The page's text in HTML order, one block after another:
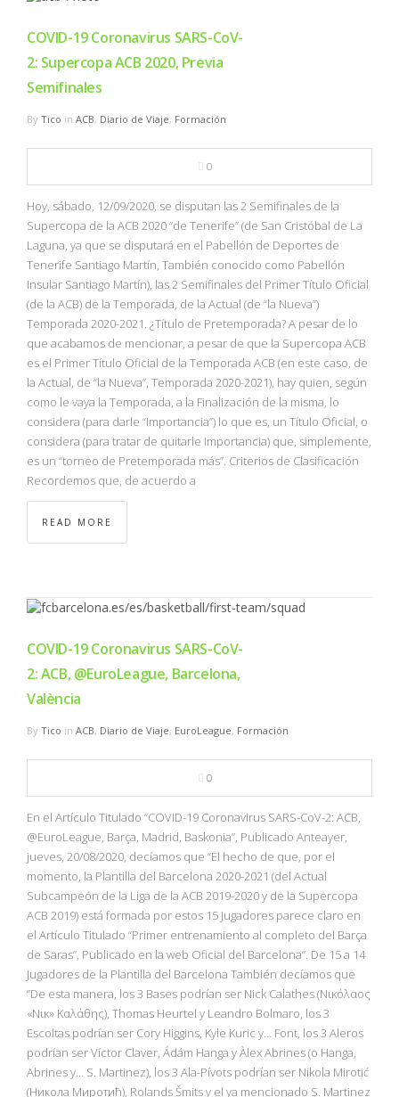
COVID-19 Coronavirus SARS-CoV-
2: Supercopa ACB 2020, Previa
Semifinales
By Tico in ACB, Diario de Viaje, Formación
0
Hoy, sábado, 12/09/2020, se disputan las 2 Semifinales de la
Supercopa de la ACB 2020 “de Tenerife” (de San Cristóbal de La
Laguna, ya que se disputará en el Pabellón de Deportes de
Tenerife Santiago Martín, También conocido como Pabellón
Insular Santiago Martín), las 2 Semifinales del Primer Título Oficial
(de la ACB) de la Temporada, de la Actual (de “la Nueva”)
Temporada 2020-2021. ¿Título de Pretemporada? A pesar de lo
que acabamos de mencionar, a pesar de que la Supercopa ACB
es el Primer Título Oficial de la Temporada ACB (en este caso, de
la Actual, de “la Nueva”, Temporada 2020-2021), hay quien, según
como le vaya la Temporada, a la Finalización de la misma, lo
considera (para darle “Importancia”) lo que es, un Título Oficial, o
considera (para tratar de quitarle Importancia) que, simplemente,
es un “torneo de Pretemporada más”. Criterios de Clasificación
Recordemos que, de acuerdo a
READ MORE
COVID-19 Coronavirus SARS-CoV-
2: ACB, @EuroLeague, Barcelona,
València
By Tico in ACB, Diario de Viaje, EuroLeague, Formación
0
En el Artículo Titulado “COVID-19 Coronavirus SARS-CoV-2: ACB,
@EuroLeague, Barça, Madrid, Baskonia”, Publicado Anteayer,
jueves, 20/08/2020, decíamos que “El hecho de que, por el
momento, la Plantilla del Barcelona 2020-2021 (del Actual
Subcampeón de la Liga de la ACB 2019-2020 y de la Supercopa
ACB 2019) está formada por estos 15 Jugadores parece claro en
el Artículo Titulado “Primer entrenamiento al completo del Barça
de Saras”, Publicado en la web Oficial del Barcelona”. De 15 a 14
Jugadores de la Plantilla del Barcelona También decíamos que
“De esta manera, los 3 Bases podrían ser Nick Calathes (Νικόλαος
«Νικ» Καλάθης), Thomas Heurtel y Leandro Bolmaro, los 3
Escoltas podrían ser Cory Higgins, Kyle Kuric y… Font, los 3 Aleros
podrían ser Víctor Claver, Ádám Hanga y Àlex Abrines (o Hanga,
Abrines y… S. Martinez), los 3 Ala-Pívots podrían ser Nikola Mirotić
(Никола Миротић), Rolands Šmits y el ya mencionado S. Martinez